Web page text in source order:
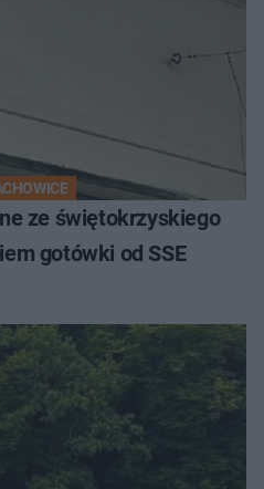
ze świętokrzyskiego
gotówki od SSE